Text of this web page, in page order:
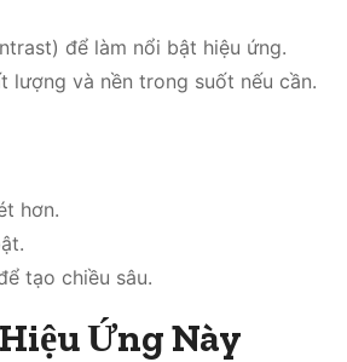
để làm nổi bật hiệu ứng.
lượng và nền trong suốt nếu cần.
hơn.
tạo chiều sâu.
Ứng Này